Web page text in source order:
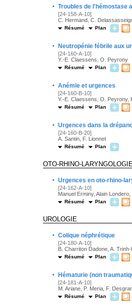
· Troubles de l'hémostase
[24-158-A-10]
C. Hermand, C.
Résumé Plan
· Neutropénie fébrile aux
[24-160-A-10]
Y.-E. Claessens, O. Peyrony
Résumé Plan
· Anémie et urgences
[24-160-B-10]
Y.-E. Claessens, O. Peyrony,
Résumé Plan
· Urgences dans la
[24-160-B-20]
A. Santin, F. Lionnet
Résumé Plan
OTO-RHINO-
· Urgences en oto-rhino-
[24-162-A-10]
Manuel Erminy, Alain
Résumé Plan
UROLOGIE
· Colique néphrétique
[24-180-A-10]
B. Charriton Dadone, A.
Résumé Plan
· Hématurie (non
[24-181-A-10]
M. Ariane, P. Meria, F.
Résumé Plan